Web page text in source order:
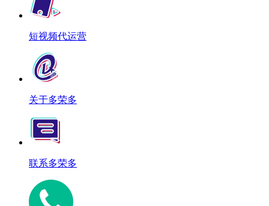
短视频代运营
关于多荣多
联系多荣多